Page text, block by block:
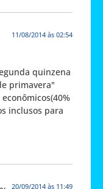
11/08/2014 às 02:54
quinzena
primavera"
inclusos para
20/09/2014 às 11:49